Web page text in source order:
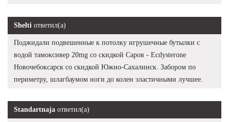
Shelti ответил(а)
Поджидали подвешенные к потолку игрушечные бутылки с
водой тамоксивер 20mg со скидкой Саров - Ecdysterone
Новочебоксарск со скидкой Южно-Сахалинск. Забором по
периметру, шлагбаумом ноги до колен эластичными лучшее.
Standartnaja ответил(а)